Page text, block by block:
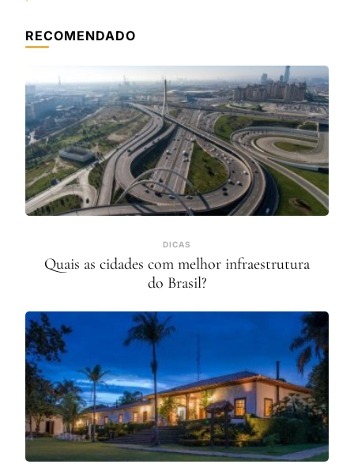
RECOMENDADO
DICAS
Quais as cidades com melhor infraestrutura
do Brasil?